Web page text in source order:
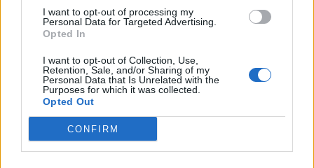
I want to opt-out of processing my
Personal Data for Targeted Advertising.
Opted In
I want to opt-out of Collection, Use,
Retention, Sale, and/or Sharing of my
Personal Data that Is Unrelated with the
Purposes for which it was collected.
Opted Out
CONFIRM
Óvóbácsik